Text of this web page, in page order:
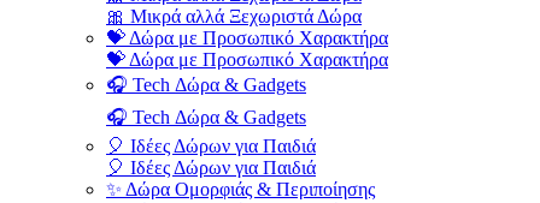
🎀 Μικρά αλλά Ξεχωριστά Δώρα
💝 Δώρα με Προσωπικό Χαρακτήρα
💝 Δώρα με Προσωπικό Χαρακτήρα
🎧 Tech Δώρα & Gadgets
🎧 Tech Δώρα & Gadgets
🎈 Ιδέες Δώρων για Παιδιά
🎈 Ιδέες Δώρων για Παιδιά
✨ Δώρα Ομορφιάς & Περιποίησης